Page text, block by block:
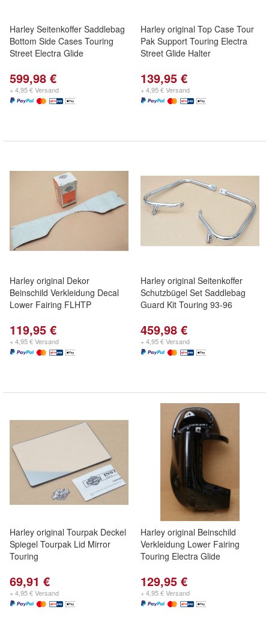
Harley Seitenkoffer Saddlebag
Bottom Side Cases Touring
Street Electra Glide
599,98 €
+ 4,95 € Versand
Harley original Top Case Tour
Pak Support Touring Electra
Street Glide Halter
139,95 €
+ 4,95 € Versand
Harley original Dekor
Beinschild Verkleidung Decal
Lower Fairing FLHTP
119,95 €
+ 4,95 € Versand
Harley original Seitenkoffer
Schutzbügel Set Saddlebag
Guard Kit Touring 93-96
459,98 €
+ 4,95 € Versand
Harley original Tourpak Deckel
Spiegel Tourpak Lid Mirror
Touring
69,91 €
+ 4,95 € Versand
Harley original Beinschild
Verkleidung Lower Fairing
Touring Electra Glide
129,95 €
+ 4,95 € Versand